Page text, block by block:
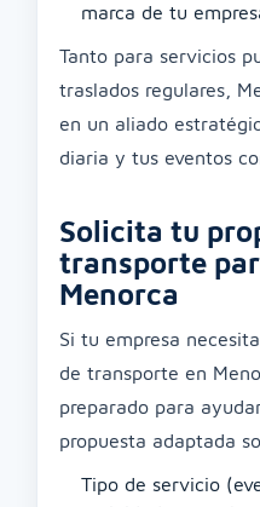
marca de tu
Tanto para servicios
traslados regulares,
en un aliado
diaria y tus eventos
Solicita tu
transporte
Menorca
Si tu empresa
de transporte en
preparado para
propuesta adaptada
Tipo de servicio